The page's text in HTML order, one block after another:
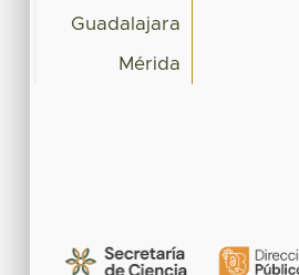
Guadalajara
Mérida